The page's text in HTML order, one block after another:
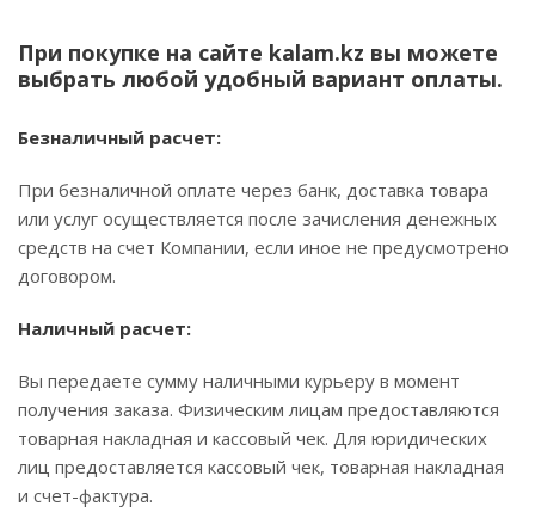
При покупке на сайте kalam.kz вы можете
выбрать любой удобный вариант оплаты.
Безналичный расчет:
При безналичной оплате через банк, доставка товара
или услуг осуществляется после зачисления денежных
средств на счет Компании, если иное не предусмотрено
договором.
Наличный расчет:
Вы передаете сумму наличными курьеру в момент
получения заказа. Физическим лицам предоставляются
товарная накладная и кассовый чек. Для юридических
лиц предоставляется кассовый чек, товарная накладная
и счет-фактура.